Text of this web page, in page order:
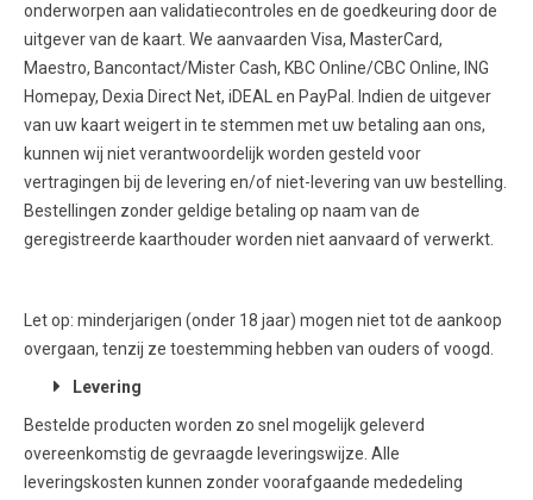
onderworpen aan validatiecontroles en de goedkeuring door de
uitgever van de kaart. We aanvaarden Visa, MasterCard,
Maestro, Bancontact/Mister Cash, KBC Online/CBC Online, ING
Homepay, Dexia Direct Net, iDEAL en PayPal. Indien de uitgever
van uw kaart weigert in te stemmen met uw betaling aan ons,
kunnen wij niet verantwoordelijk worden gesteld voor
vertragingen bij de levering en/of niet-levering van uw bestelling.
Bestellingen zonder geldige betaling op naam van de
geregistreerde kaarthouder worden niet aanvaard of verwerkt.
Let op: minderjarigen (onder 18 jaar) mogen niet tot de aankoop
overgaan, tenzij ze toestemming hebben van ouders of voogd.
Levering
Bestelde producten worden zo snel mogelijk geleverd
overeenkomstig de gevraagde leveringswijze. Alle
leveringskosten kunnen zonder voorafgaande mededeling